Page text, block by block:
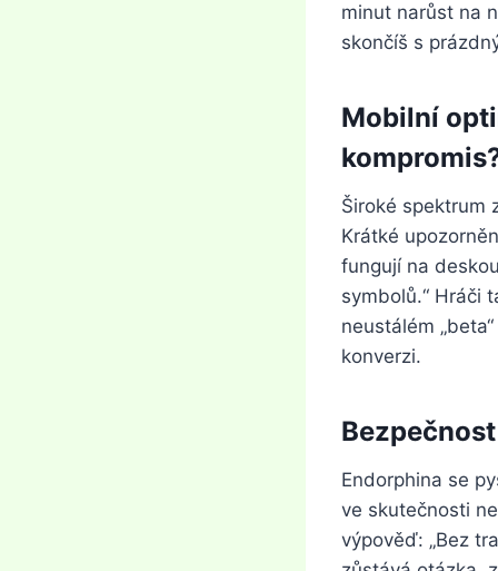
minut narůst na
skončíš s
Mobilní
Široké spektrum
Krátké
fungují na
symbolů.“ Hráči
neustálém
konverzi.
Endorphina se
ve skutečnosti
výpověď: „Bez